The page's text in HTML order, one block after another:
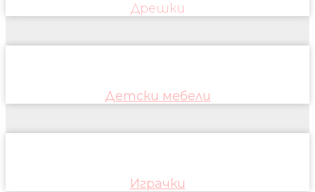
Дрешки
Детски мебели
Играчки